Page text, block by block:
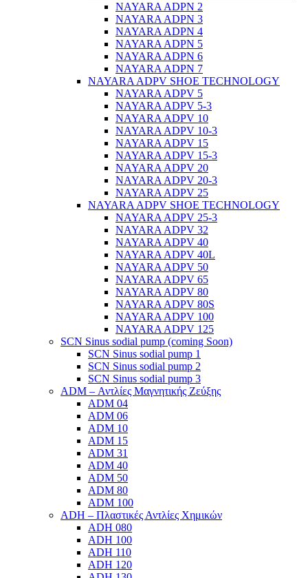
NAYARA ADPN 2
NAYARA ADPN 3
NAYARA ADPN 4
NAYARA ADPN 5
NAYARA ADPN 6
NAYARA ADPN 7
NAYARA ADPV SHOE TECHNOLOGY
NAYARA ADPV 5
NAYARA ADPV 5-3
NAYARA ADPV 10
NAYARA ADPV 10-3
NAYARA ADPV 15
NAYARA ADPV 15-3
NAYARA ADPV 20
NAYARA ADPV 20-3
NAYARA ADPV 25
NAYARA ADPV SHOE TECHNOLOGY
NAYARA ADPV 25-3
NAYARA ADPV 32
NAYARA ADPV 40
NAYARA ADPV 40L
NAYARA ADPV 50
NAYARA ADPV 65
NAYARA ADPV 80
NAYARA ADPV 80S
NAYARA ADPV 100
NAYARA ADPV 125
SCN Sinus sodial pump (coming Soon)
SCN Sinus sodial pump 1
SCN Sinus sodial pump 2
SCN Sinus sodial pump 3
ADM – Αντλίες Μαγνητικής Ζεύξης
ADM 04
ADM 06
ADM 10
ADM 15
ADM 31
ADM 40
ADM 50
ADM 80
ADM 100
ADH – Πλαστικές Αντλίες Χημικών
ADH 080
ADH 100
ADH 110
ADH 120